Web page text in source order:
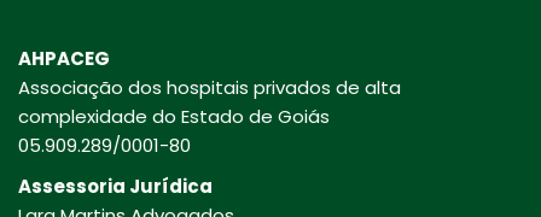
AHPACEG
Associação dos hospitais privados de alta
complexidade do Estado de Goiás
05.909.289/0001-80
Assessoria Jurídica